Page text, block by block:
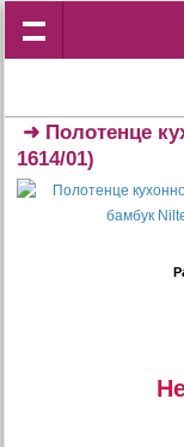
➜ Полотенце
1614/01)